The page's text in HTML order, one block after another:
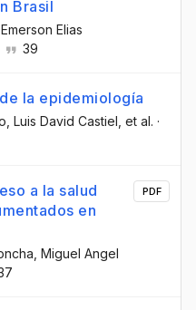
Brasil
, Emerson Elias
39
la epidemiología
, Luis David Castiel, et al. ·
a la salud
en
, Miguel Angel
PDF